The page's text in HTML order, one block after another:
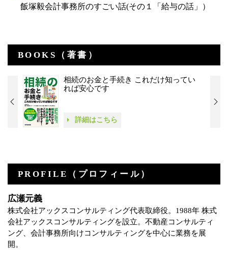
飯塚毅会計事務所のすごい話(その１「給与の話」）
BOOKS（著書）
相続のお金と手続き これだけ知ってい
れば安心です
詳細はこちら
PROFILE（プロフィール）
広瀬元義
株式会社アックスコンサルティング代表取締役。1988年 株式
会社アックスコンサルティングを設立。不動産コンサルティ
ング、会計事務所向けコンサルティングを中心に業務を展
開。